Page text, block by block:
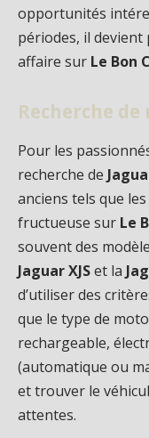
opportunités
périodes, il
affaire sur Le Bon
Recherche
Pour les
recherche de
anciens tels que
fructueuse sur Le
souvent des
Jaguar XJSet la
d’utiliser des
que le type de
rechargeable,
(automatique ou
et trouver le
attentes.